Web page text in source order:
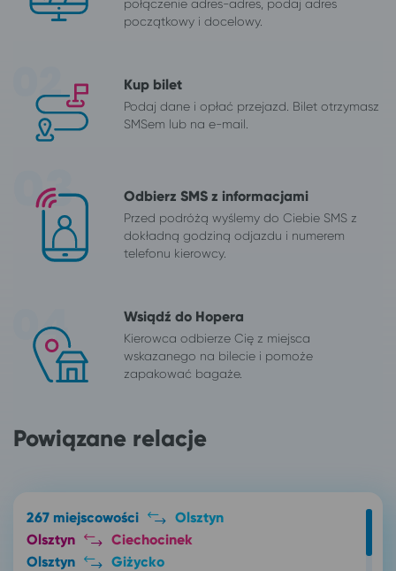
połączenie adres-adres, podaj adres
początkowy i docelowy.
Kup bilet
Podaj dane i opłać przejazd. Bilet otrzymasz
SMSem lub na e-mail.
Odbierz SMS z informacjami
Przed podróżą wyślemy do Ciebie SMS z
dokładną godziną odjazdu i numerem
telefonu kierowcy.
Wsiądź do Hopera
Kierowca odbierze Cię z miejsca
wskazanego na bilecie i pomoże
zapakować bagaże.
Powiązane relacje
267 miejscowości
Olsztyn
Olsztyn
Ciechocinek
Olsztyn
Giżycko